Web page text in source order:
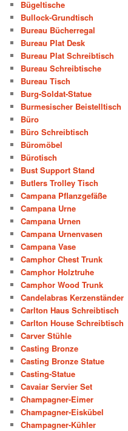
Bügeltische
Bullock-Grundtisch
Bureau Bücherregal
Bureau Plat Desk
Bureau Plat Schreibtisch
Bureau Schreibtische
Bureau Tisch
Burg-Soldat-Statue
Burmesischer Beistelltisch
Büro
Büro Schreibtisch
Büromöbel
Bürotisch
Bust Support Stand
Butlers Trolley Tisch
Campana Pflanzgefäße
Campana Urne
Campana Urnen
Campana Urnenvasen
Campana Vase
Camphor Chest Trunk
Camphor Holztruhe
Camphor Wood Trunk
Candelabras Kerzenständer
Carlton Haus Schreibtisch
Carlton House Schreibtisch
Carver Stühle
Casting Bronze
Casting Bronze Statue
Casting-Statue
Cavaiar Servier Set
Champagner-Eimer
Champagner-Eiskübel
Champagner-Kühler